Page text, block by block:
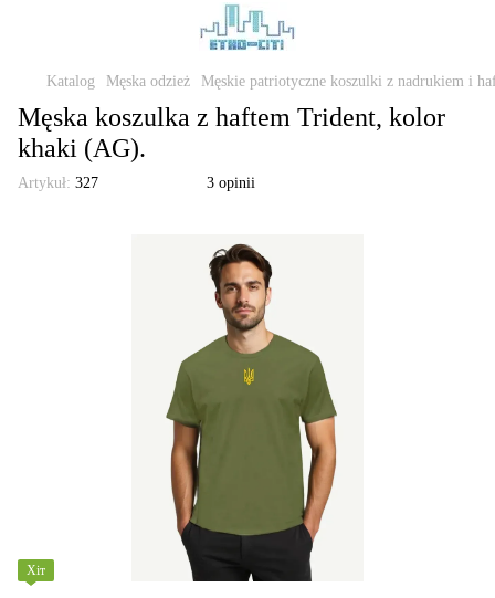
Katalog Męska odzież Męskie patriotyczne koszulki z nadrukiem i
Męska koszulka z haftem Trident, kolor
khaki (AG).
Artykuł: 327 3 opinii
Хіт